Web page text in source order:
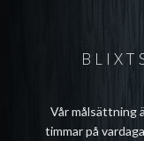
Vår målsättning
timmar på